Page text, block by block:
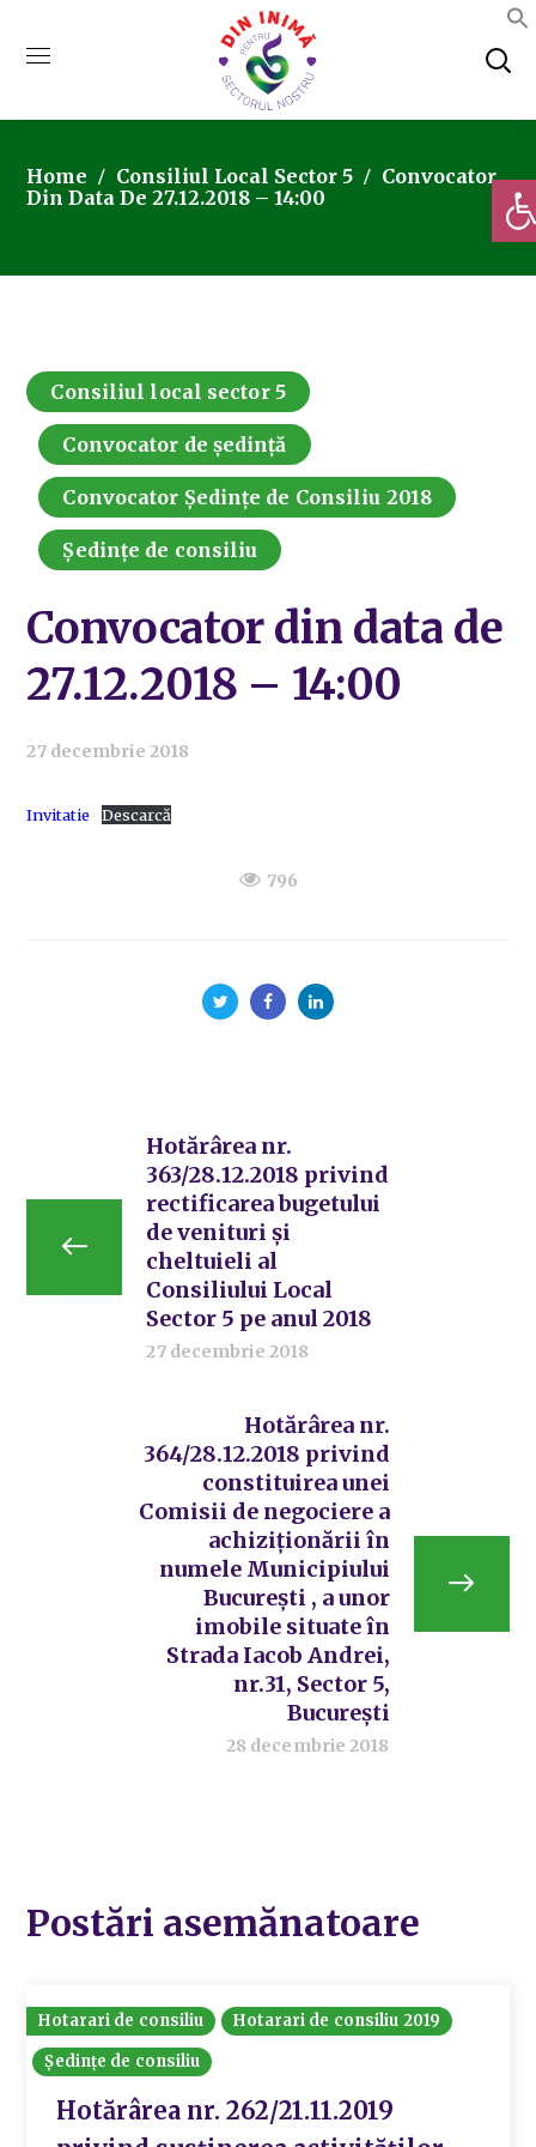
Home Consiliul Local Sector 5
Convocator
Din Data De 27.12.2018 – 14:00
Consiliul local sector 5
Convocator de ședință
Convocator Ședințe de Consiliu 2018
Ședințe de consiliu
Convocator din data de
27.12.2018 – 14:00
27 decembrie 2018
Invitatie Descarcă
796
Hotărârea nr.
363/28.12.2018 privind
rectificarea bugetului
de venituri și
cheltuieli al
Consiliului Local
Sector 5 pe anul 2018
27 decembrie 2018
Hotărârea nr.
364/28.12.2018 privind
constituirea unei
Comisii de negociere a
achiziționării în
numele Municipiului
București , a unor
imobile situate în
Strada Iacob Andrei,
nr.31, Sector 5,
București
28 decembrie 2018
Postări asemănatoare
Hotarari de consiliu
Hotarari de consiliu 2019
Ședințe de consiliu
Hotărârea nr. 262/21.11.2019